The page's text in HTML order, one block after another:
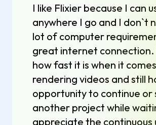
I like Flixier because I can
anywhere I go and I don`t
lot of computer
great internet connection.
how fast it is when it
rendering videos and still
opportunity to continue or
another project while
appreciate the continuous